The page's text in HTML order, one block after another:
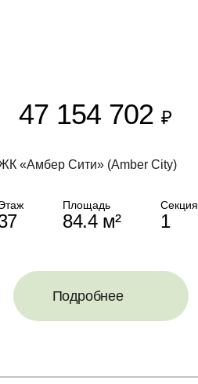
47 154 702 ₽
«Амбер Сити» (Amber City)
Площадь
84.4 м²
Секция
1
Подробнее